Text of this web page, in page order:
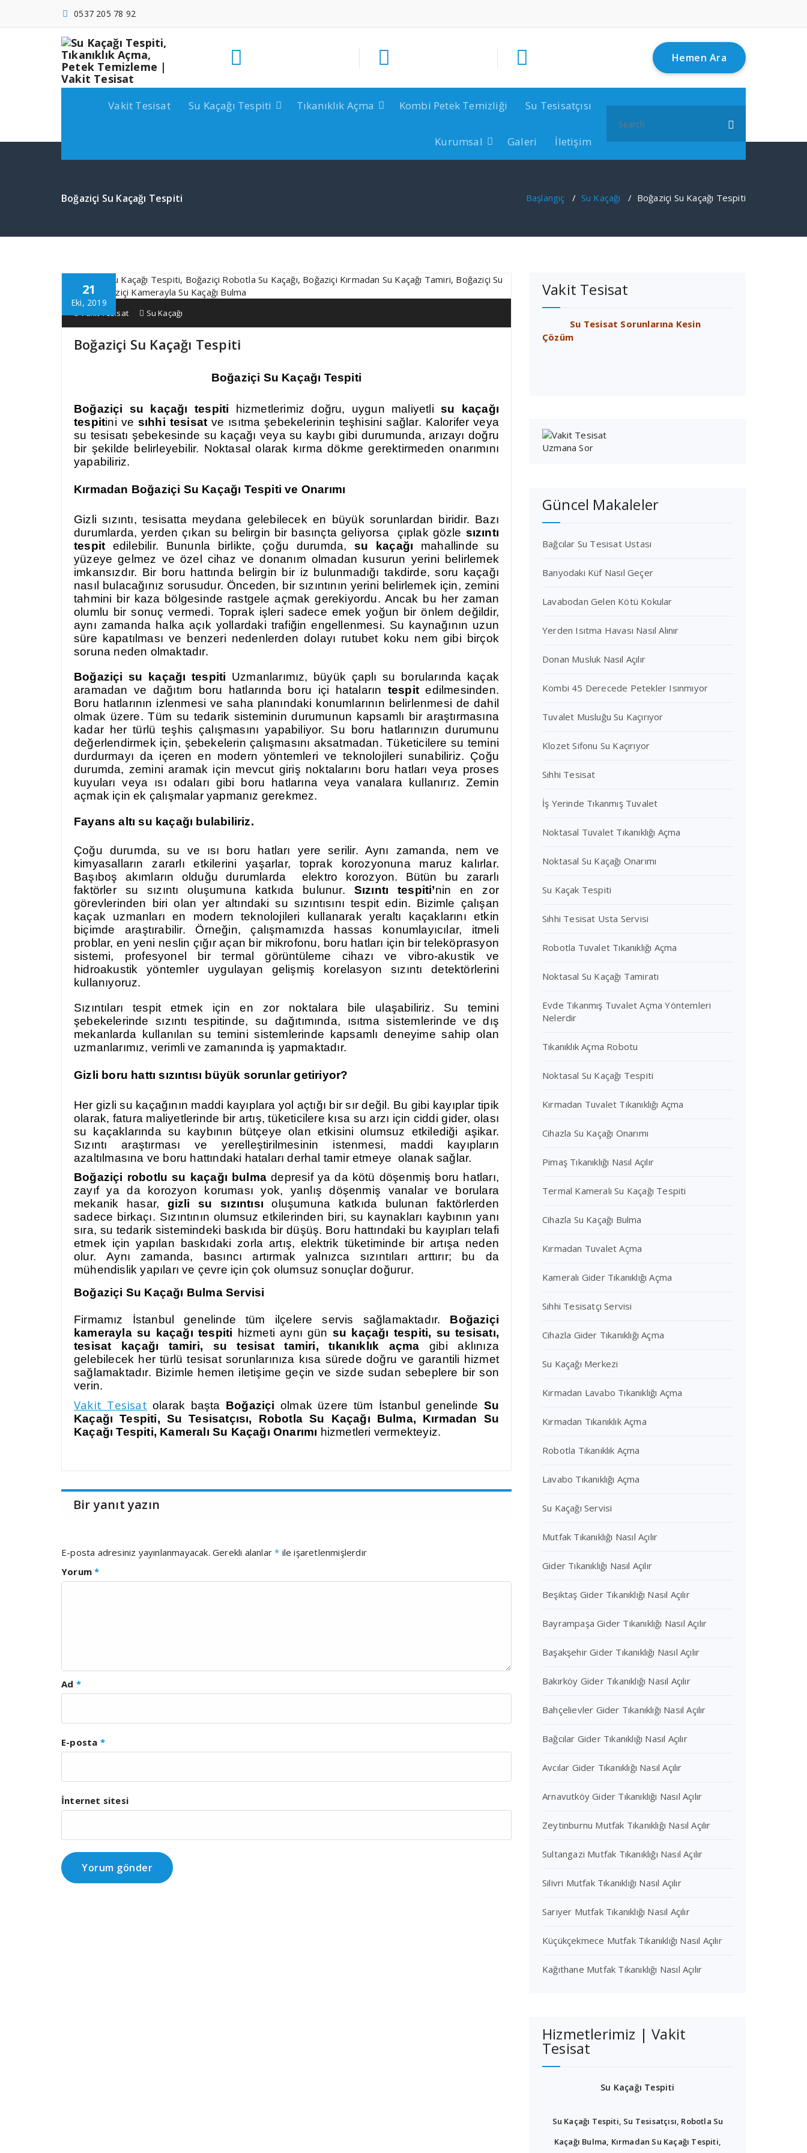
0537 205 78 92
Hemen Ara
Vakit Tesisat Su Kaçağı Tespiti Tıkanıklık Açma Kombi Petek Temizliği Su Tesisatçısı
Kurumsal Galeri İletişim
for:
Boğaziçi Su Kaçağı Tespiti Başlangıç / Su Kaçağı / Boğaziçi Su Kaçağı Tespiti
21
Eki, 2019
Vakit Tesisat Su Kaçağı
Boğaziçi Su Kaçağı Tespiti
Boğaziçi Su Kaçağı Tespiti
Boğaziçi su kaçağı tespiti hizmetlerimiz doğru, uygun maliyetlisu kaçağı
tespitini ve sıhhi tesisat ve ısıtma şebekelerinin teşhisini sağlar. Kalorifer veya
su tesisatı şebekesinde su kaçağı veya su kaybı gibi durumunda, arızayı doğru
bir şekilde belirleyebilir. Noktasal olarak kırma dökme gerektirmeden onarımını
yapabiliriz.
Kırmadan Boğaziçi Su Kaçağı Tespiti ve Onarımı
Gizli sızıntı, tesisatta meydana gelebilecek en büyük sorunlardan biridir. Bazı
durumlarda, yerden çıkan su belirgin bir basınçta geliyorsa çıplak gözle sızıntı
tespit edilebilir. Bununla birlikte, çoğu durumda, su kaçağı mahallinde su
yüzeye gelmez ve özel cihaz ve donanım olmadan kusurun yerini belirlemek
imkansızdır. Bir boru hattında belirgin bir iz bulunmadığı takdirde, soru kaçağı
nasıl bulacağınız sorusudur. Önceden, bir sızıntının yerini belirlemek için, zemini
tahmini bir kaza bölgesinde rastgele açmak gerekiyordu. Ancak bu her zaman
olumlu bir sonuç vermedi. Toprak işleri sadece emek yoğun bir önlem değildir,
aynı zamanda halka açık yollardaki trafiğin engellenmesi. Su kaynağının uzun
süre kapatılması ve benzeri nedenlerden dolayı rutubet koku nem gibi birçok
soruna neden olmaktadır.
Boğaziçi su kaçağı tespiti Uzmanlarımız, büyük çaplı su borularında kaçak
aramadan ve dağıtım boru hatlarında boru içi hataların tespitedilmesinden.
Boru hatlarının izlenmesi ve saha planındaki konumlarının belirlenmesi de dahil
olmak üzere. Tüm su tedarik sisteminin durumunun kapsamlı bir araştırmasına
kadar her türlü teşhis çalışmasını yapabiliyor. Su boru hatlarınızın durumunu
değerlendirmek için, şebekelerin çalışmasını aksatmadan. Tüketicilere su temini
durdurmayı da içeren en modern yöntemleri ve teknolojileri sunabiliriz. Çoğu
durumda, zemini aramak için mevcut giriş noktalarını boru hatları veya proses
kuyuları veya ısı odaları gibi boru hatlarına veya vanalara kullanırız. Zemin
açmak için ek çalışmalar yapmanız gerekmez.
Fayans altı su kaçağı bulabiliriz.
Çoğu durumda, su ve ısı boru hatları yere serilir. Aynı zamanda, nem ve
kimyasalların zararlı etkilerini yaşarlar, toprak korozyonuna maruz kalırlar.
Başıboş akımların olduğu durumlarda elektro korozyon. Bütün bu zararlı
faktörler su sızıntı oluşumuna katkıda bulunur. Sızıntı tespiti’nin en zor
görevlerinden biri olan yer altındaki su sızıntısını tespit edin. Bizimle çalışan
kaçak uzmanları en modern teknolojileri kullanarak yeraltı kaçaklarını etkin
biçimde araştırabilir. Örneğin, çalışmamızda hassas konumlayıcılar, itmeli
problar, en yeni neslin çığır açan bir mikrofonu, boru hatları için bir teleköprasyon
sistemi, profesyonel bir termal görüntüleme cihazı ve vibro-akustik ve
hidroakustik yöntemler uygulayan gelişmiş korelasyon sızıntı detektörlerini
kullanıyoruz.
Sızıntıları tespit etmek için en zor noktalara bile ulaşabiliriz. Su temini
şebekelerinde sızıntı tespitinde, su dağıtımında, ısıtma sistemlerinde ve dış
mekanlarda kullanılan su temini sistemlerinde kapsamlı deneyime sahip olan
uzmanlarımız, verimli ve zamanında iş yapmaktadır.
Gizli boru hattı sızıntısı büyük sorunlar getiriyor?
Her gizli su kaçağının maddi kayıplara yol açtığı bir sır değil. Bu gibi kayıplar tipik
olarak, fatura maliyetlerinde bir artış, tüketicilere kısa su arzı için ciddi gider, olası
su kaçaklarında su kaybının bütçeye olan etkisini olumsuz etkilediği aşikar.
Sızıntı araştırması ve yerelleştirilmesinin istenmesi, maddi kayıpların
azaltılmasına ve boru hattındaki hataları derhal tamir etmeye olanak sağlar.
Boğaziçi robotlu su kaçağı bulmadepresif ya da kötü döşenmiş boru hatları,
zayıf ya da korozyon koruması yok, yanlış döşenmiş vanalar ve borulara
mekanik hasar, gizli su sızıntısı oluşumuna katkıda bulunan faktörlerden
sadece birkaçı. Sızıntının olumsuz etkilerinden biri, su kaynakları kaybının yanı
sıra, su tedarik sistemindeki baskıda bir düşüş. Boru hattındaki bu kayıpları telafi
etmek için yapılan baskıdaki zorla artış, elektrik tüketiminde bir artışa neden
olur. Aynı zamanda, basıncı artırmak yalnızca sızıntıları arttırır; bu da
mühendislik yapıları ve çevre için çok olumsuz sonuçlar doğurur.
Boğaziçi Su Kaçağı Bulma Servisi
Firmamız İstanbul genelinde tüm ilçelere servis sağlamaktadır. Boğaziçi
kamerayla su kaçağı tespiti hizmeti aynı gün su kaçağı tespiti, su tesisatı,
tesisat kaçağı tamiri, su tesisat tamiri, tıkanıklık açma gibi aklınıza
gelebilecek her türlü tesisat sorunlarınıza kısa sürede doğru ve garantili hizmet
sağlamaktadır. Bizimle hemen iletişime geçin ve sizde sudan sebeplere bir son
verin.
Vakit Tesisat olarak başta Boğaziçi olmak üzere tüm İstanbul genelinde Su
Kaçağı Tespiti, Su Tesisatçısı, Robotla Su Kaçağı Bulma, Kırmadan Su
Kaçağı Tespiti, Kameralı Su Kaçağı Onarımı hizmetleri vermekteyiz.
Bir yanıt yazın
E-posta adresiniz yayınlanmayacak. Gerekli alanlar* ile işaretlenmişlerdir
Yorum*
Ad *
E-posta *
İnternet sitesi
Vakit Tesisat
Su Tesisat Sorunlarına Kesin
Çözüm
Güncel Makaleler
Bağcılar Su Tesisat Ustası
Banyodaki Küf Nasıl Geçer
Lavabodan Gelen Kötü Kokular
Yerden Isıtma Havası Nasıl Alınır
Donan Musluk Nasıl Açılır
Kombi 45 Derecede Petekler Isınmıyor
Tuvalet Musluğu Su Kaçırıyor
Klozet Sifonu Su Kaçırıyor
Sıhhi Tesisat
İş Yerinde Tıkanmış Tuvalet
Noktasal Tuvalet Tıkanıklığı Açma
Noktasal Su Kaçağı Onarımı
Su Kaçak Tespiti
Sıhhi Tesisat Usta Servisi
Robotla Tuvalet Tıkanıklığı Açma
Noktasal Su Kaçağı Tamiratı
Evde Tıkanmış Tuvalet Açma Yöntemleri
Nelerdir
Tıkanıklık Açma Robotu
Noktasal Su Kaçağı Tespiti
Kırmadan Tuvalet Tıkanıklığı Açma
Cihazla Su Kaçağı Onarımı
Pimaş Tıkanıklığı Nasıl Açılır
Termal Kameralı Su Kaçağı Tespiti
Cihazla Su Kaçağı Bulma
Kırmadan Tuvalet Açma
Kameralı Gider Tıkanıklığı Açma
Sıhhi Tesisatçı Servisi
Cihazla Gider Tıkanıklığı Açma
Su Kaçağı Merkezi
Kırmadan Lavabo Tıkanıklığı Açma
Kırmadan Tıkanıklık Açma
Robotla Tıkanıklık Açma
Lavabo Tıkanıklığı Açma
Su Kaçağı Servisi
Mutfak Tıkanıklığı Nasıl Açılır
Gider Tıkanıklığı Nasıl Açılır
Beşiktaş Gider Tıkanıklığı Nasıl Açılır
Bayrampaşa Gider Tıkanıklığı Nasıl Açılır
Başakşehir Gider Tıkanıklığı Nasıl Açılır
Bakırköy Gider Tıkanıklığı Nasıl Açılır
Bahçelievler Gider Tıkanıklığı Nasıl Açılır
Bağcılar Gider Tıkanıklığı Nasıl Açılır
Avcılar Gider Tıkanıklığı Nasıl Açılır
Arnavutköy Gider Tıkanıklığı Nasıl Açılır
Zeytinburnu Mutfak Tıkanıklığı Nasıl Açılır
Sultangazi Mutfak Tıkanıklığı Nasıl Açılır
Silivri Mutfak Tıkanıklığı Nasıl Açılır
Sarıyer Mutfak Tıkanıklığı Nasıl Açılır
Küçükçekmece Mutfak Tıkanıklığı Nasıl Açılır
Kağıthane Mutfak Tıkanıklığı Nasıl Açılır
Hizmetlerimiz | Vakit
Tesisat
Su Kaçağı Tespiti
Su Kaçağı Tespiti, Su Tesisatçısı, Robotla Su
Kaçağı Bulma, Kırmadan Su Kaçağı Tespiti,